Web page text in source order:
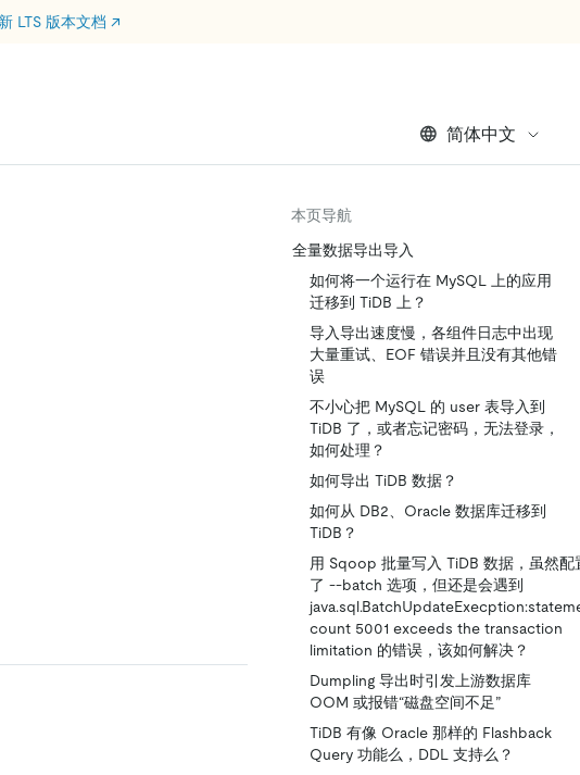
LTS 版本文档 ↗
简体中文
本页导航
全量数据导出导入
如何将一个运行在 MySQL 上的应用
迁移到 TiDB 上？
导入导出速度慢，各组件日志中出现
大量重试、EOF 错误并且没有其他错
误
不小心把 MySQL 的 user 表导入到
TiDB 了，或者忘记密码，无法登录，
如何处理？
如何导出 TiDB 数据？
如何从 DB2、Oracle 数据库迁移到
TiDB？
用 Sqoop 批量写入 TiDB 数据，虽然配
了 --batch 选项，但还是会遇到
count 5001 exceeds the transaction
limitation 的错误，该如何解决？
Dumpling 导出时引发上游数据库
OOM 或报错“磁盘空间不足”
TiDB 有像 Oracle 那样的 Flashback
Query 功能么，DDL 支持么？